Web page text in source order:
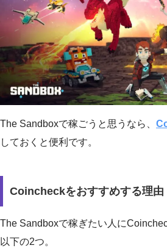
The Sandboxで稼ごうと思うなら、
しておくと便利です。
Coincheckをおすすめする理由
The Sandboxで稼ぎたい人に
以下の2つ。